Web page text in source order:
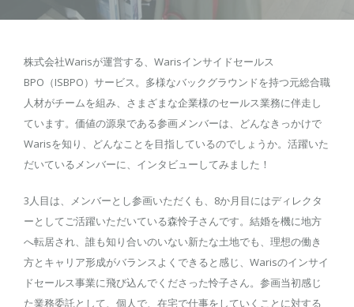
株式会社Warisが運営する、Warisインサイドセールス
BPO（ISBPO）サービス。多様なバックグラウンドを持つ元総合職
人材がチームを組み、さまざまな企業様のセールス業務に伴走し
ています。価値の源泉である参画メンバーは、どんなきっかけで
Warisを知り、どんなことを目指しているのでしょうか。活躍いた
だいているメンバーに、インタビューしてみました！
3人目は、メンバーとし参画いただくも、8か月目にはディレクタ
ーとしてご活躍いただいている森怜子さんです。結婚を機に地方
へ転居され、誰も知り合いのいない新たな土地でも、理想の働き
方とキャリア形成がバランスよくできると感じ、Warisのインサイ
ドセールス事業に飛び込んでくださった怜子さん。参画当初感じ
た業務委託として、個人で、在宅で仕事をしていくことに対する